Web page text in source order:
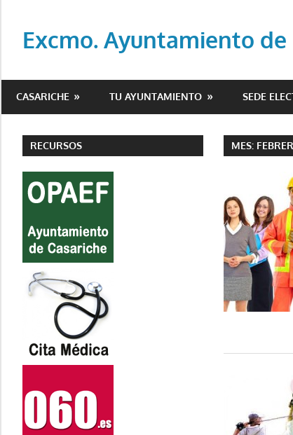
contenido
Excmo. Ayuntamiento
del
de
Casariche
CASARICHE TU AYUNTAMIENTO SEDE
MES:
RECURSOS